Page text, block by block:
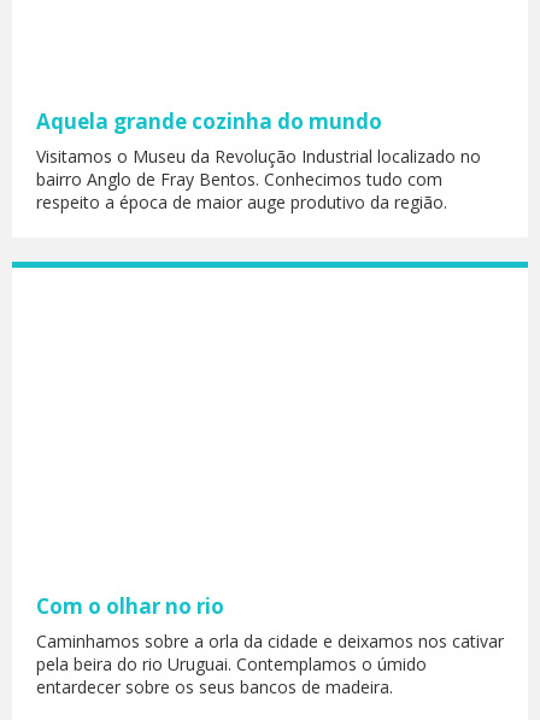
Aquela grande cozinha do mundo
Visitamos o Museu da Revolução Industrial localizado no
bairro Anglo de Fray Bentos. Conhecimos tudo com
respeito a época de maior auge produtivo da região.
Com o olhar no rio
Caminhamos sobre a orla da cidade e deixamos nos cativar
pela beira do rio Uruguai. Contemplamos o úmido
entardecer sobre os seus bancos de madeira.